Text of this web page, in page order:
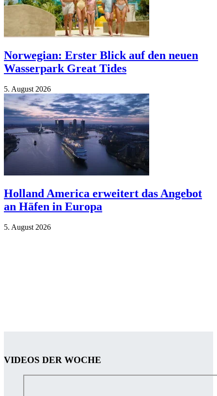
Norwegian: Erster Blick auf den neuen
Wasserpark Great Tides
5. Au­gust 2026
Holland America erweitert das Angebot
an Häfen in Europa
5. Au­gust 2026
VIDEOS DER WOCHE